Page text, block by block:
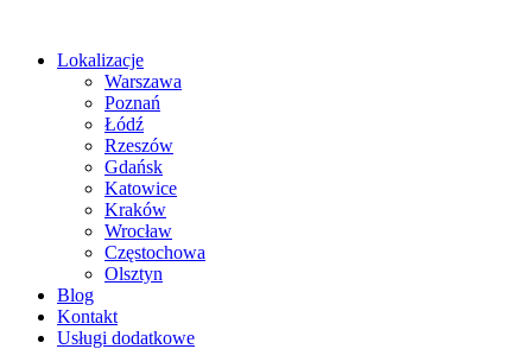
Lokalizacje
Warszawa
Poznań
Łódź
Rzeszów
Gdańsk
Katowice
Kraków
Wrocław
Częstochowa
Olsztyn
Blog
Kontakt
Usługi dodatkowe